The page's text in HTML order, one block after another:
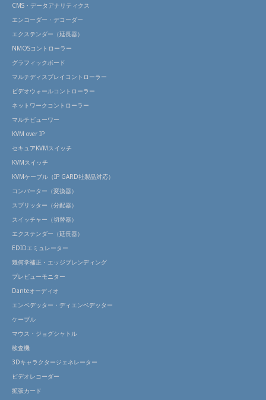
CMS・データアナリティクス
エンコーダー・デコーダー
エクステンダー（延長器）
NMOSコントローラー
グラフィックボード
マルチディスプレイコントローラー
ビデオウォールコントローラー
ネットワークコントローラー
マルチビューワー
KVM over IP
セキュアKVMスイッチ
KVMスイッチ
KVMケーブル（IP GARD社製品対応）
コンバーター（変換器）
スプリッター（分配器）
スイッチャー（切替器）
エクステンダー（延長器）
EDIDエミュレーター
幾何学補正・エッジブレンディング
プレビューモニター
Danteオーディオ
エンベデッター・ディエンベデッター
ケーブル
マウス・ジョグシャトル
検査機
3Dキャラクタージェネレーター
ビデオレコーダー
拡張カード